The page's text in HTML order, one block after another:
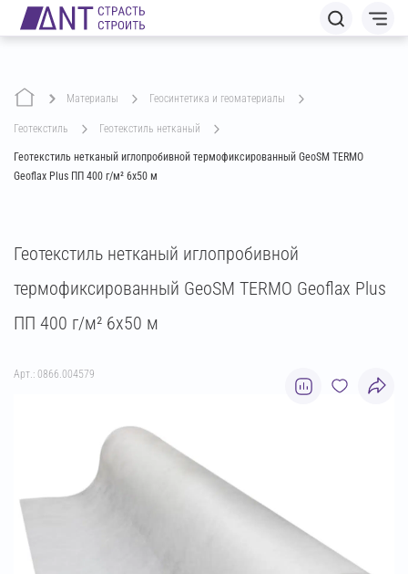
Материалы геосинтетика и геоматериалы
геотекстиль геотекстиль нетканый
Геотекстиль нетканый иглопробивной термофиксированный GeoSM TERMO
Geoflax Plus ПП 400 г/м² 6х50 м
Геотекстиль нетканый иглопробивной
термофиксированный GeoSM TERMO Geoflax Plus
ПП 400 г/м² 6х50 м
Арт.: 0866.004579